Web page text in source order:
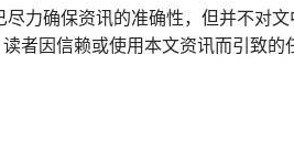
力确保资讯的准确性，但并不对
者因信赖或使用本文资讯而引致的